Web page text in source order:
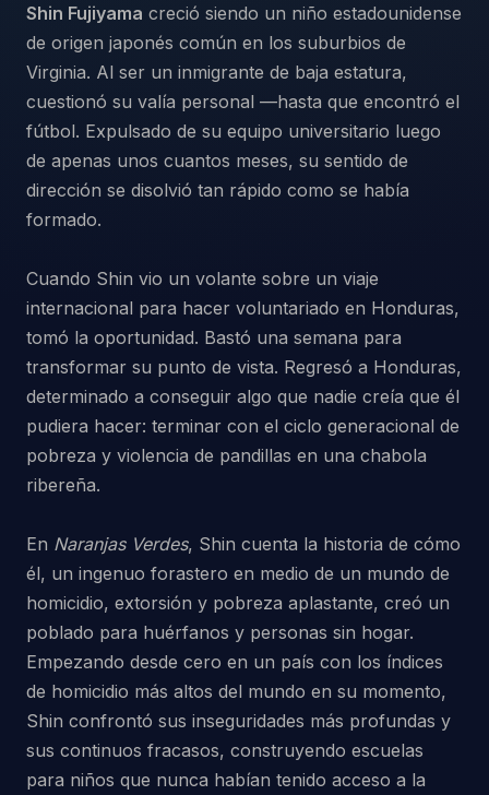
Shin Fujiyama creció siendo un niño estadounidense
de origen japonés común en los suburbios de
Virginia. Al ser un inmigrante de baja estatura,
cuestionó su valía personal —hasta que encontró el
fútbol. Expulsado de su equipo universitario luego
de apenas unos cuantos meses, su sentido de
dirección se disolvió tan rápido como se había
formado.
Cuando Shin vio un volante sobre un viaje
internacional para hacer voluntariado en Honduras,
tomó la oportunidad. Bastó una semana para
transformar su punto de vista. Regresó a Honduras,
determinado a conseguir algo que nadie creía que él
pudiera hacer: terminar con el ciclo generacional de
pobreza y violencia de pandillas en una chabola
ribereña.
En Naranjas Verdes, Shin cuenta la historia de cómo
él, un ingenuo forastero en medio de un mundo de
homicidio, extorsión y pobreza aplastante, creó un
poblado para huérfanos y personas sin hogar.
Empezando desde cero en un país con los índices
de homicidio más altos del mundo en su momento,
Shin confrontó sus inseguridades más profundas y
sus continuos fracasos, construyendo escuelas
para niños que nunca habían tenido acceso a la